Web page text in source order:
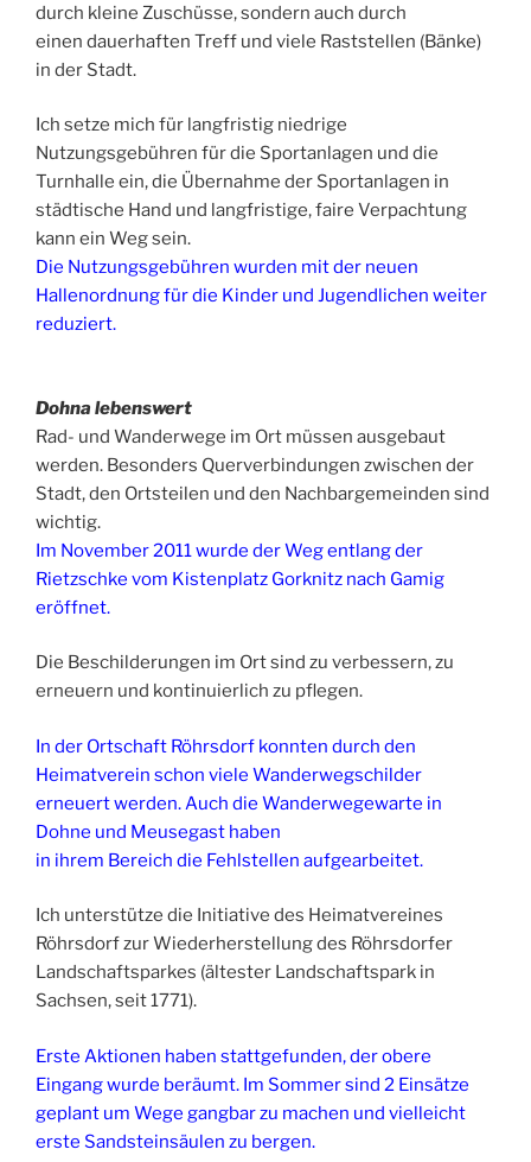
durch kleine Zuschüsse, sondern auch durch
einen dauerhaften Treff und viele Raststellen (Bänke)
in der Stadt.
Ich setze mich für langfristig niedrige
Nutzungsgebühren für die Sportanlagen und die
Turnhalle ein, die Übernahme der Sportanlagen in
städtische Hand und langfristige, faire Verpachtung
kann ein Weg sein.
Die Nutzungsgebühren wurden mit der neuen
Hallenordnung für die Kinder und Jugendlichen weiter
reduziert.
Dohna lebenswert
Rad- und Wanderwege im Ort müssen ausgebaut
werden. Besonders Querverbindungen zwischen der
Stadt, den Ortsteilen und den Nachbargemeinden sind
wichtig.
Im November 2011 wurde der Weg entlang der
Rietzschke vom Kistenplatz Gorknitz nach Gamig
eröffnet.
Die Beschilderungen im Ort sind zu verbessern, zu
erneuern und kontinuierlich zu pflegen.
In der Ortschaft Röhrsdorf konnten durch den
Heimatverein schon viele Wanderwegschilder
erneuert werden. Auch die Wanderwegewarte in
Dohne und Meusegast haben
in ihrem Bereich die Fehlstellen aufgearbeitet.
Ich unterstütze die Initiative des Heimatvereines
Röhrsdorf zur Wiederherstellung des Röhrsdorfer
Landschaftsparkes (ältester Landschaftspark in
Sachsen, seit 1771).
Erste Aktionen haben stattgefunden, der obere
Eingang wurde beräumt. Im Sommer sind 2 Einsätze
geplant um Wege gangbar zu machen und vielleicht
erste Sandsteinsäulen zu bergen.